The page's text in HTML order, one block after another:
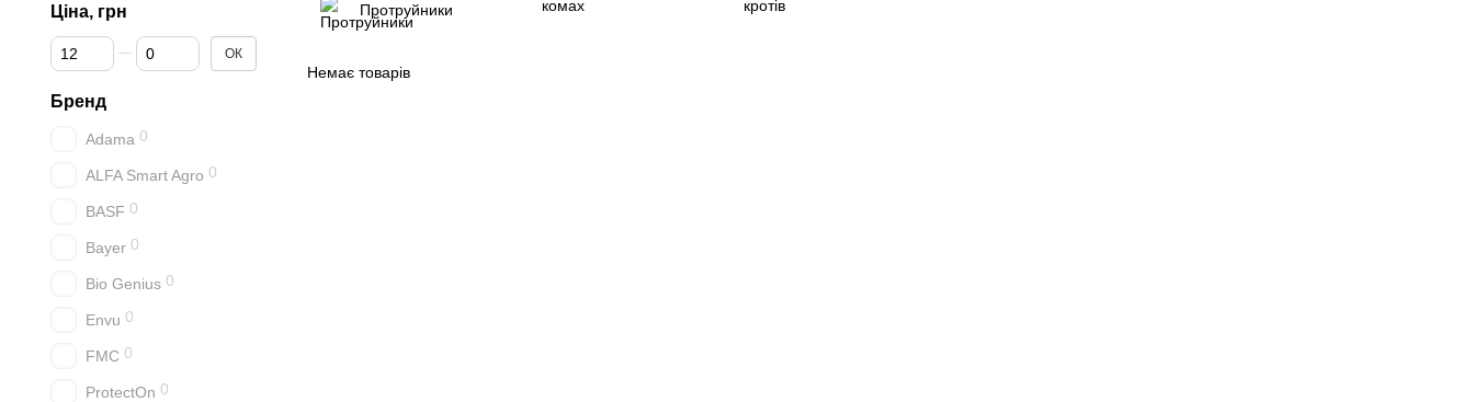
Протруйники
Немає товарів
Ціна, грн
Від Ціна, грн
До Ціна, грн ОК
Бренд
Adama 0
ALFA Smart Agro 0
BASF 0
Bayer 0
Bio Genius 0
Envu 0
FMC 0
ProtectOn 0